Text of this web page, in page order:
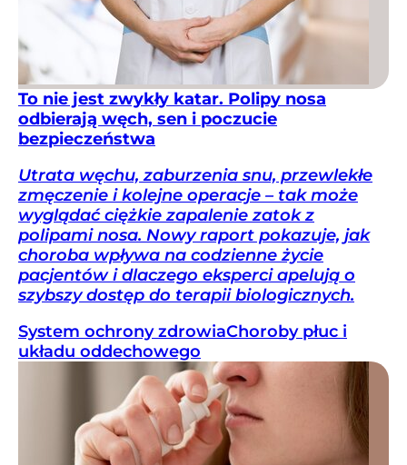
To nie jest zwykły katar. Polipy nosa
odbierają węch, sen i poczucie
bezpieczeństwa
Utrata węchu, zaburzenia snu, przewlekłe
zmęczenie i kolejne operacje – tak może
wyglądać ciężkie zapalenie zatok z
polipami nosa. Nowy raport pokazuje, jak
choroba wpływa na codzienne życie
pacjentów i dlaczego eksperci apelują o
szybszy dostęp do terapii biologicznych.
System ochrony zdrowiaChoroby płuc i
układu oddechowego